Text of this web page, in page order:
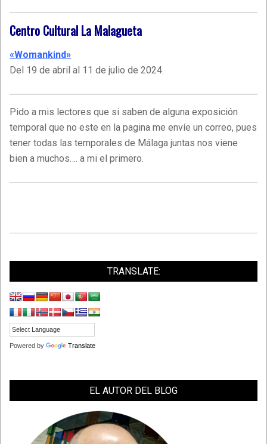
Centro Cultural La Malagueta
«Womankind»
Del 19 de abril al 11 de julio de 2024.
Pido a mis lectores que si saben de alguna exposición
temporal que no este en la pagina me envíe un correo, pues
tener todas las temporales de Málaga juntas nos viene
bien a muchos…. a mi el primero.
TRANSLATE:
Powered by Translate
EL AUTOR DEL BLOG